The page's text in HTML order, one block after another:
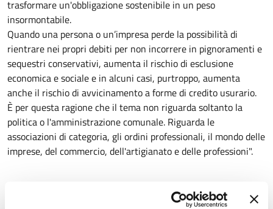
trasformare un'obbligazione sostenibile in un peso
insormontabile.
Quando una persona o un’impresa perde la possibilità di
rientrare nei propri debiti per non incorrere in pignoramenti e
sequestri conservativi, aumenta il rischio di esclusione
economica e sociale e in alcuni casi, purtroppo, aumenta
anche il rischio di avvicinamento a forme di credito usurario.
È per questa ragione che il tema non riguarda soltanto la
politica o l'amministrazione comunale. Riguarda le
associazioni di categoria, gli ordini professionali, il mondo delle
imprese, del commercio, dell'artigianato e delle professioni".